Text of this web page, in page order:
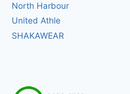
North Harbour
United Athle
SHAKAWEAR